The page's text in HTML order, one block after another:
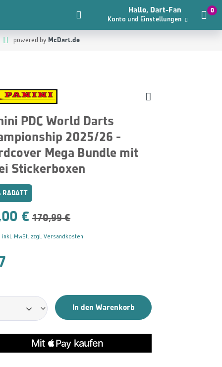
Hallo, Dart-Fan
Konto und Einstellungen
0
powered by McDart.de
PDC World Darts
2025/26 -
Mega Bundle mit
Stickerboxen
RABATT
€ 170,99 €
inkl. MwSt. zzgl. Versandkosten
In den Warenkorb